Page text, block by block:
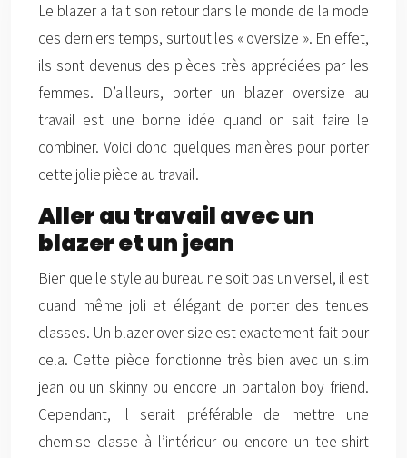
Le blazer a fait son retour dans le monde de la mode
ces derniers temps, surtout les « oversize ». En effet,
ils sont devenus des pièces très appréciées par les
femmes. D’ailleurs, porter un blazer oversize au
travail est une bonne idée quand on sait faire le
combiner. Voici donc quelques manières pour porter
cette jolie pièce au travail.
Aller au travail avec un
blazer et un jean
Bien que le style au bureau ne soit pas universel, il est
quand même joli et élégant de porter des tenues
classes. Un blazer over size est exactement fait pour
cela. Cette pièce fonctionne très bien avec un slim
jean ou un skinny ou encore un pantalon boy friend.
Cependant, il serait préférable de mettre une
chemise classe à l’intérieur ou encore un tee-shirt